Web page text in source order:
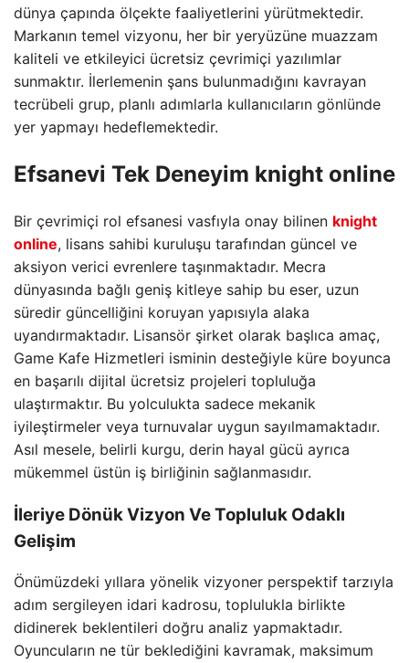
dünya çapında ölçekte faaliyetlerini yürütmektedir.
Markanın temel vizyonu, her bir yeryüzüne muazzam
kaliteli ve etkileyici ücretsiz çevrimiçi yazılımlar
sunmaktır. İlerlemenin şans bulunmadığını kavrayan
tecrübeli grup, planlı adımlarla kullanıcıların gönlünde
yer yapmayı hedeflemektedir.
Efsanevi Tek Deneyim knight online
Bir çevrimiçi rol efsanesi vasfıyla onay bilinen knight
online, lisans sahibi kuruluşu tarafından güncel ve
aksiyon verici evrenlere taşınmaktadır. Mecra
dünyasında bağlı geniş kitleye sahip bu eser, uzun
süredir güncelliğini koruyan yapısıyla alaka
uyandırmaktadır. Lisansör şirket olarak başlıca amaç,
Game Kafe Hizmetleri isminin desteğiyle küre boyunca
en başarılı dijital ücretsiz projeleri topluluğa
ulaştırmaktır. Bu yolculukta sadece mekanik
iyileştirmeler veya turnuvalar uygun sayılmamaktadır.
Asıl mesele, belirli kurgu, derin hayal gücü ayrıca
mükemmel üstün iş birliğinin sağlanmasıdır.
İleriye Dönük Vizyon Ve Topluluk Odaklı
Gelişim
Önümüzdeki yıllara yönelik vizyoner perspektif tarzıyla
adım sergileyen idari kadrosu, toplulukla birlikte
didinerek beklentileri doğru analiz yapmaktadır.
Oyuncuların ne tür beklediğini kavramak, maksimum